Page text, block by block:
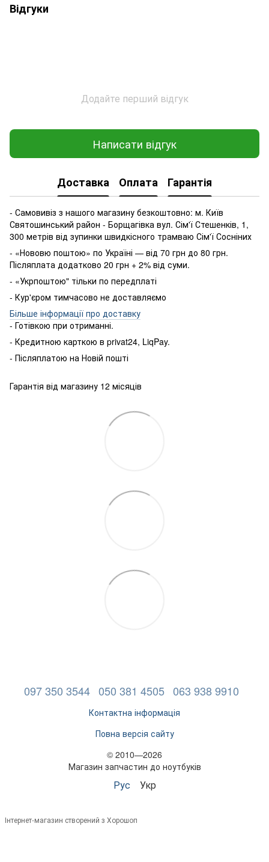
Відгуки
Додайте перший відгук
Написати відгук
Доставка Оплата Гарантія
- Самовивіз з нашого магазину безкоштовно: м. Київ
Святошинський район - Борщагівка вул. Сім'ї Стешенків, 1,
300 метрів від зупинки швидкісного трамваю Сім'ї Сосніних
- «Нововю поштою» по Україні — від 70 грн до 80 грн.
Післяплата додатково 20 грн + 2% від суми.
- «Укрпоштою" тільки по передплаті
- Кур'єром тимчасово не доставляємо
Більше інформації про доставку
- Готівкою при отриманні.
- Кредитною карткою в privat24, LiqPay.
- Післяплатою на Новій пошті
Гарантія від магазину 12 місяців
097 350 3544 050 381 4505 063 938 9910
Контактна інформація
Повна версія сайту
© 2010—2026
Магазин запчастин до ноутбуків
Рус Укр
Інтернет-магазин створений з Хорошоп